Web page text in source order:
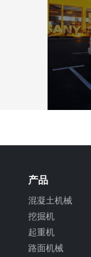
产品
混凝土机械
挖掘机
起重机
路面机械